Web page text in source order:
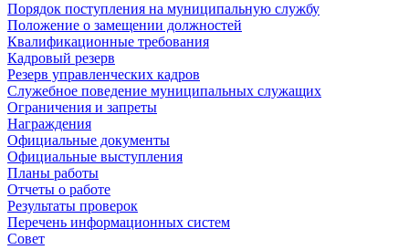
Порядок поступления на муниципальную службу
Положение о замещении должностей
Квалификационные требования
Кадровый резерв
Резерв управленческих кадров
Служебное поведение муниципальных служащих
Ограничения и запреты
Награждения
Официальные документы
Официальные выступления
Планы работы
Отчеты о работе
Результаты проверок
Перечень информационных систем
Совет